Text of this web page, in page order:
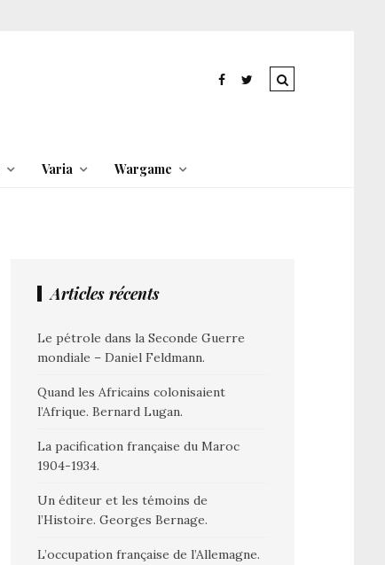
Varia Wargame
Articles récents
Le pétrole dans la Seconde Guerre
mondiale – Daniel Feldmann.
Quand les Africains colonisaient
l’Afrique. Bernard Lugan.
La pacification française du Maroc
1904-1934.
Un éditeur et les témoins de
l’Histoire. Georges Bernage.
L’occupation française de l’Allemagne.